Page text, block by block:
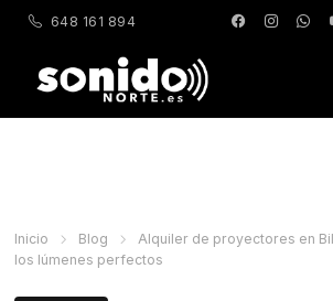
648 161 894
Inicio Blog
Alquiler de proyectores en
los lúmenes perfectos